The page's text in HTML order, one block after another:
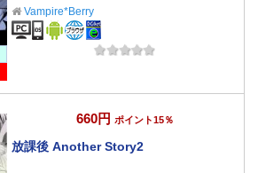
Vampire*Berry
660円 ポイント15％
放課後 Another Story2